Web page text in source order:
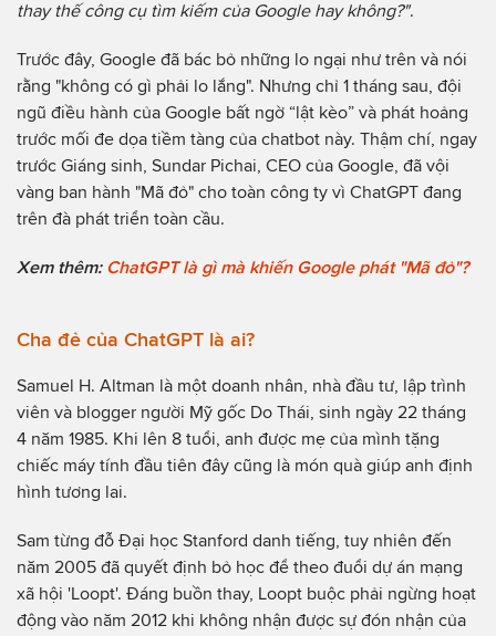
thay thế công cụ tìm kiếm của Google hay không?".
Trước đây, Google đã bác bỏ những lo ngại như trên và nói
rằng "không có gì phải lo lắng". Nhưng chỉ 1 tháng sau, đội
ngũ điều hành của Google bất ngờ “lật kèo” và phát hoảng
trước mối đe dọa tiềm tàng của chatbot này. Thậm chí, ngay
trước Giáng sinh, Sundar Pichai, CEO của Google, đã vội
vàng ban hành "Mã đỏ" cho toàn công ty vì ChatGPT đang
trên đà phát triển toàn cầu.
Xem thêm: ChatGPT là gì mà khiến Google phát "Mã đỏ"?
Cha đẻ của ChatGPT là ai?
Samuel H. Altman là một doanh nhân, nhà đầu tư, lập trình
viên và blogger người Mỹ gốc Do Thái, sinh ngày 22 tháng
4 năm 1985. Khi lên 8 tuổi, anh được mẹ của mình tặng
chiếc máy tính đầu tiên đây cũng là món quà giúp anh định
hình tương lai.
Sam từng đỗ Đại học Stanford danh tiếng, tuy nhiên đến
năm 2005 đã quyết định bỏ học để theo đuổi dự án mạng
xã hội 'Loopt'. Đáng buồn thay, Loopt buộc phải ngừng hoạt
động vào năm 2012 khi không nhận được sự đón nhận của